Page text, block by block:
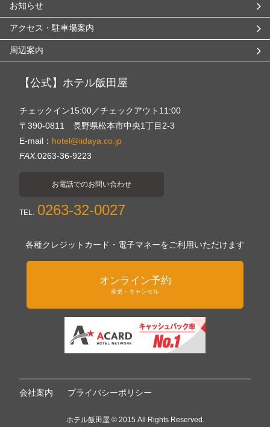
お知らせ
アクセス・駐車場案内
周辺案内
【公式】ホテル飯田屋
チェックイン15:00／チェックアウト11:00
〒390-0811 長野県松本市中央1丁目2-3
E-mail： hotel@iidaya.co.jp
FAX.0263-36-9223
お電話でのお問い合わせ
TEL. 0263-32-0027
各種クレジットカード・電子マネーをご利用いただけます
オンライン予約
変更・キャンセル
会社案内 プライバシーポリシー
ホテル飯田屋 © 2015 All Rights Reserved.